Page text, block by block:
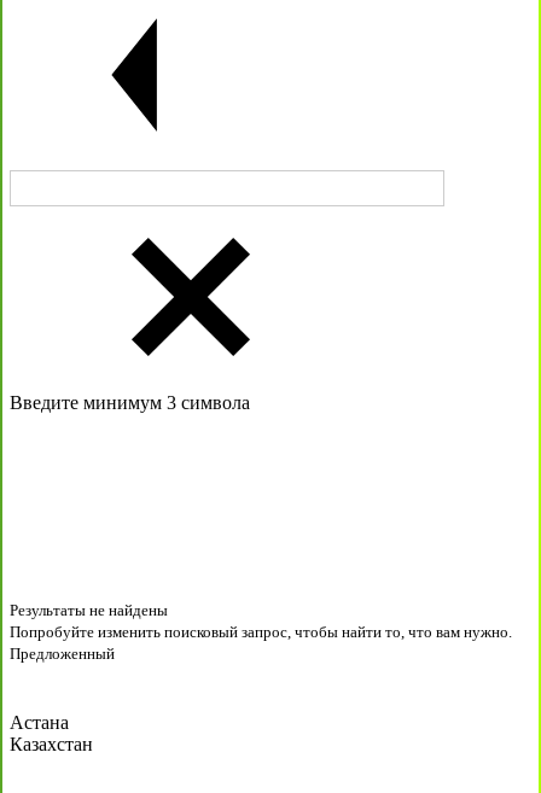
Введите минимум 3 символа
Результаты не найдены
Попробуйте изменить поисковый запрос, чтобы найти то, что вам нужно.
Предложенный
Астана
Казахстан